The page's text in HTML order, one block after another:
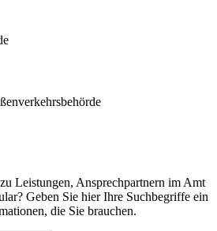
Leistungen, Ansprechpartnern im Amt
Geben Sie hier Ihre Suchbegriffe ein
die Sie brauchen.